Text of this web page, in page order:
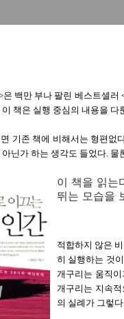
은 백만 부나 팔린 베스트셀
책은 실행 중심의 내용을 다
기존 책에 비해서는 형편없
닌가 하는 생각도 들었다.
이 책을 읽는
뛰는 모습을
적합하지 않은
히 실행하는 것
개구리는 움직
개구리는 지속
의 실례가 그렇